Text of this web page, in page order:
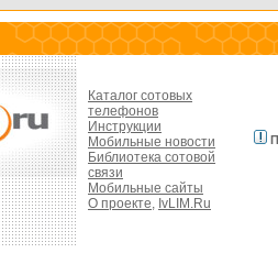
Каталог сотовых
телефонов
Инструкции
Мобильные новости
Библиотека сотовой
связи
Мобильные сайты
О проекте, IvLIM.Ru